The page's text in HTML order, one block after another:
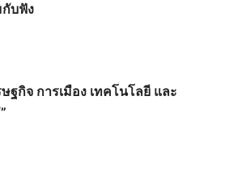
บฟัง
ฐกิจ การเมือง เทคโนโลยี และ